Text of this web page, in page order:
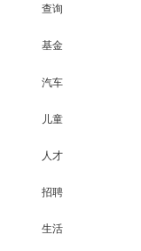
查询
基金
汽车
儿童
人才
招聘
生活